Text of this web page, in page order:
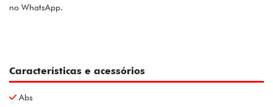
no WhatsApp.
Características e acessórios
Abs